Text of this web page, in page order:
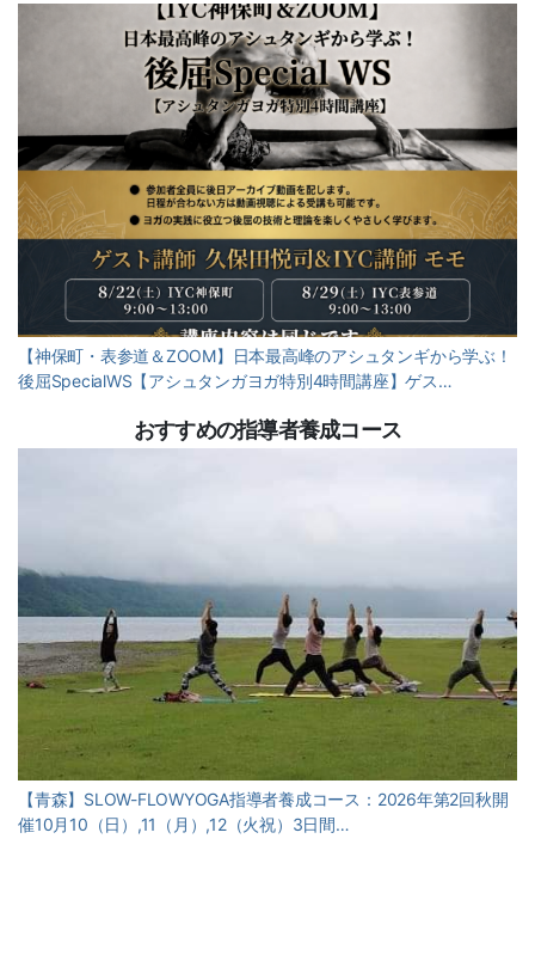
【神保町・表参道＆ZOOM】日本最高峰のアシュタンギから学ぶ！
後屈SpecialWS【アシュタンガヨガ特別4時間講座】ゲス…
おすすめの指導者養成コース
【青森】SLOW-FLOWYOGA指導者養成コース：2026年第2回秋開
催10月10（日）,11（月）,12（火祝）3日間…